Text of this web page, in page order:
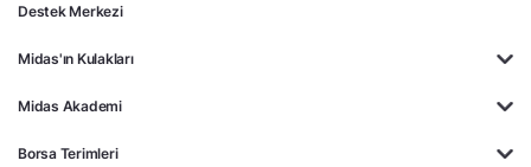
Destek Merkezi
Midas'ın Kulakları
Midas Akademi
Borsa Terimleri